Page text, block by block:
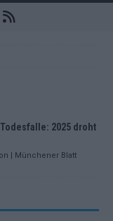
2025 droht
| Münchener Blatt